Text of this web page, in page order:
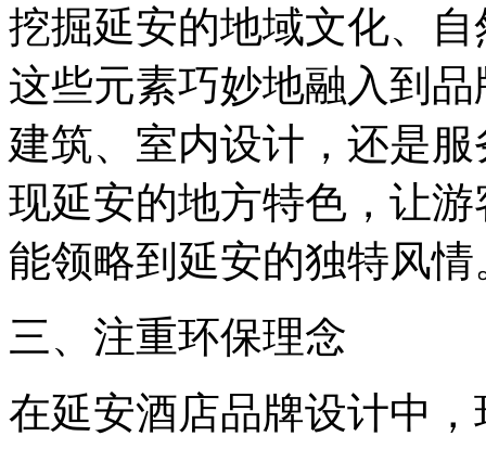
挖掘延安的地域文化、
这些元素巧妙地融入到
建筑、室内设计，还是
现延安的地方特色，让
能领略到延安的独特风情
三、注重环保理念
在延安酒店品牌设计中